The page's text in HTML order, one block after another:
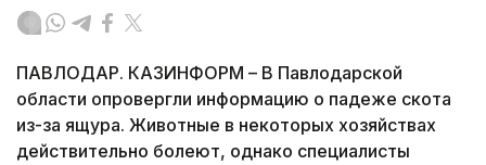
ПАВЛОДАР. КАЗИНФОРМ – В Павлодарской
области опровергли информацию о падеже скота
из-за ящура. Животные в некоторых хозяйствах
действительно болеют, однако специалисты